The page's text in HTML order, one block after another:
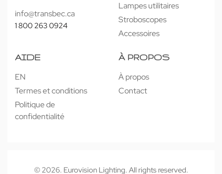
info@transbec.ca
1 800 263 0924
Lampes utilitaires
Stroboscopes
Accessoires
AIDE
EN
Termes et conditions
Politique de
confidentialité
À PROPOS
À propos
Contact
© 2026. Eurovision Lighting. All rights reserved.